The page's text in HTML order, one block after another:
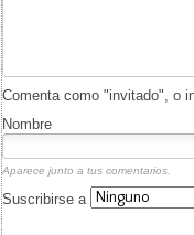
Comenta como "invitado", o
Nombre
Aparece junto a tus comentarios.
Suscribirse a